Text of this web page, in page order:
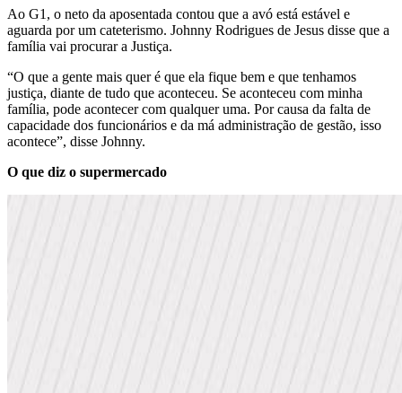
Ao G1, o neto da aposentada contou que a avó está estável e
aguarda por um cateterismo. Johnny Rodrigues de Jesus disse que a
família vai procurar a Justiça.
“O que a gente mais quer é que ela fique bem e que tenhamos
justiça, diante de tudo que aconteceu. Se aconteceu com minha
família, pode acontecer com qualquer uma. Por causa da falta de
capacidade dos funcionários e da má administração de gestão, isso
acontece”, disse Johnny.
O que diz o supermercado